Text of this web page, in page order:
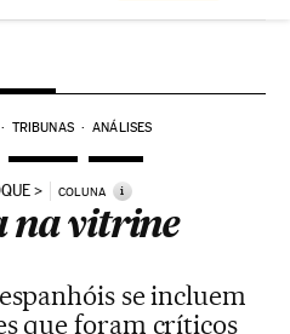
TRIBUNAS ANÁLISES
COLUNA i
na vitrine
se incluem
que foram críticos